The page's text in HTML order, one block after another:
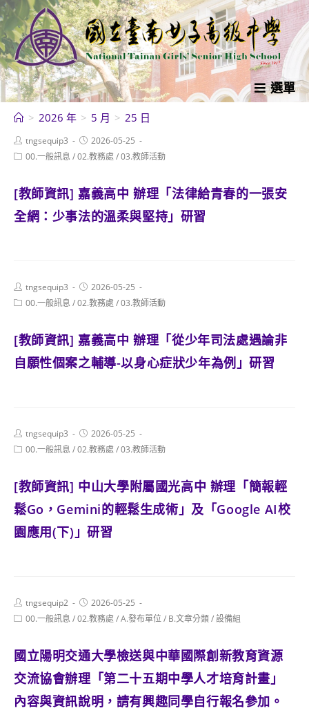
跳
轉
至
主
要
內
選單
> 2026 年 > 5 月 > 25 日
Post
author:
tngsequip3
Post
published:
2026-05-25
Post00.一般訊息 /02.教務處 /03.教師活動
[教師資訊] 嘉義高中 辦理「法律給青春的一張安
全網：少事法的溫柔與堅持」研習
Post
author:
tngsequip3
Post
published:
2026-05-25
Post00.一般訊息 /02.教務處 /03.教師活動
[教師資訊] 嘉義高中 辦理「從少年司法處遇論非
自願性個案之輔導-以身心症狀少年為例」研習
Post
author:
tngsequip3
Post
published:
2026-05-25
Post00.一般訊息 /02.教務處 /03.教師活動
[教師資訊] 中山大學附屬國光高中 辦理「簡報輕
鬆Go，Gemini的輕鬆生成術」及「Google AI校
園應用(下)」研習
Post
author:
tngsequip2
Post
published:
2026-05-25
Post00.一般訊息 /02.教務處 /A.發布單位/ B.文章分類/設備組
國立陽明交通大學檢送與中華國際創新教育資源
交流協會辦理「第二十五期中學人才培育計畫」
內容與資訊說明，請有興趣同學自行報名參加。